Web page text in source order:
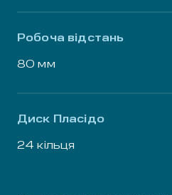
Робоча відстань
80 мм
Диск Пласідо
24 кільця